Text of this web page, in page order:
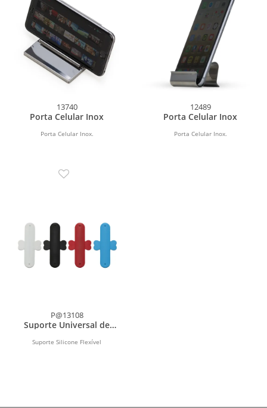
13740
Porta Celular Inox
Porta Celular Inox.
12489
Porta Celular Inox
Porta Celular Inox.
P@13108
Suporte Universal de
Celular
Suporte Silicone Flexível